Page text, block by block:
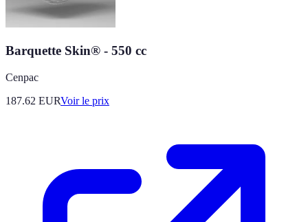
Barquette Skin® - 550 cc
Cenpac
187.62 EURVoir le prix